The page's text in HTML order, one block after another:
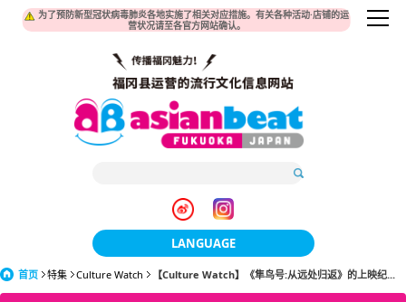
为了预防新型冠状病毒肺炎各地实施了相关对应措施。有关各种活动·店铺的运
营状况请至各官方网站确认。
LANGUAGE
日本語
首页 特集 Culture Watch 【Culture Watch】《隼鸟号:从远处归返》的上映纪...